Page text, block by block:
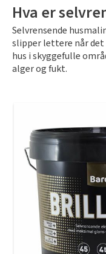
Hva er
Selvrensende
slipper lettere når det
hus i skyggefulle
alger og fukt.